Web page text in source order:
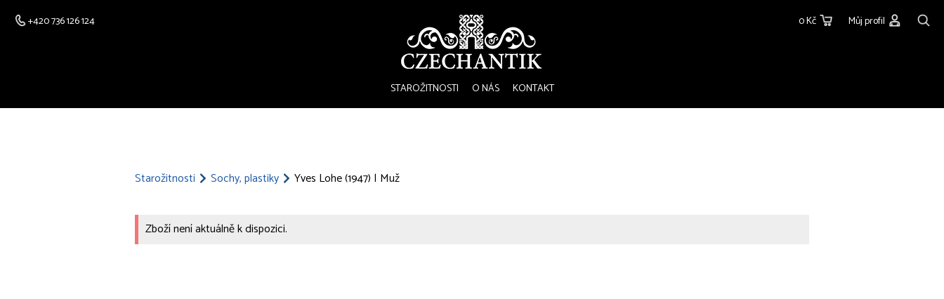
+420 736 126 124 0 Kč Můj profil
STAROŽITNOSTI O NÁS KONTAKT
Starožitnosti Sochy, plastiky Yves Lohe (1947) | Muž
Zboží není aktuálně k dispozici.